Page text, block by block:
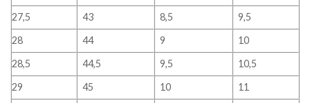
27,5
43 8,5
9,5
28
44 9
10
28,5
44,5 9,5
10,5
29
45 10
11